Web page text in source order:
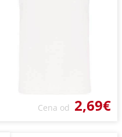
Cena od 2,69€